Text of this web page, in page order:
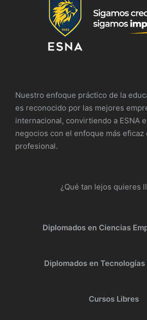
Nuestro enfoque práctico de la
es reconocido por las mejores
internacional, convirtiendo a ESNA
negocios con el enfoque más eficaz
profesional.
¿Qué tan lejos quieres
Diplomados en Ciencias
Diplomados en
Cursos Libres